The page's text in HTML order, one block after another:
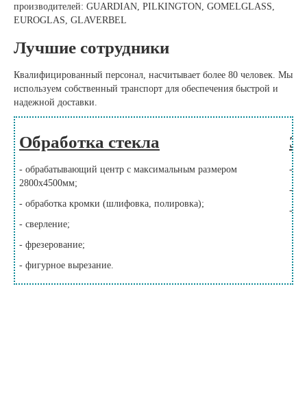
производителей: GUARDIAN, PILKINGTON, GOMELGLASS,
EUROGLAS, GLAVERBEL
Лучшие сотрудники
Квалифицированный персонал, насчитывает более 80 человек. Мы
используем собственный транспорт для обеспечения быстрой и
надежной доставки.
Обработка стекла
- обрабатывающий центр с максимальным размером
2800х4500мм;
- обработка кромки (шлифовка, полировка);
- сверление;
- фрезерование;
- фигурное вырезание.
-
-
-